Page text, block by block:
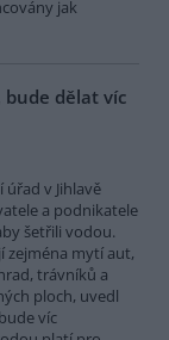
jak
bude dělat víc
v Jihlavě
a podnikatele
šetřili vodou.
zejména mytí aut,
trávníků a
ploch, uvedl
víc